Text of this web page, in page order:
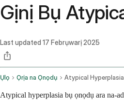
Gịnị Bụ
Last updated 17 Febrụwarị 2025
Ụlọ Ọrịa na Ọnọdụ Atypical Hyperplasia
Atypical hyperplasia bụ ọnọdụ ara na-